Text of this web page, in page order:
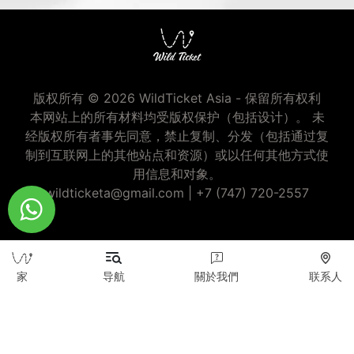
版权所有 © 2026 WildTicket Asia - 保留所有权利
本网站上的所有材料均受版权保护（包括设计）。 未
经版权所有者事先同意，禁止复制、分发（包括通过复
制到互联网上的其他站点和资源）或以任何其他方式使
用信息和对象。
wildticketa@gmail.com
+7 (747) 720-2557
家 导航 關於我們 联系人